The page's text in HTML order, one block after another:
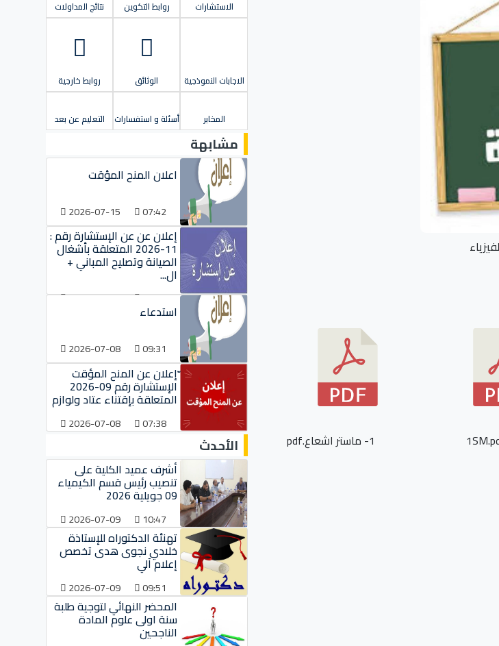
1- ماستر اشعاع.pdf
الاستشارات روابط التكوين نتائج المداولات
الاجابات النموذجية الوثائق روابط خارجية
المخابر أسئلة و استفسارات التعليم عن بعد
مشابهة
اعلان المنح المؤقت
07:42
2026-07-15
إعلان عن عن الإستشارة رقم :
11-2026 المتعلقة بأشغال
الصيانة وتصليح المباني +
ال...
09:38
2026-07-09
استدعاء
09:31
2026-07-08
ّإعلان عن المنح المؤقت
الإستشارة رقم 09-2026
المتعلقة بإقتناء عتاد ولوازم
07:38
2026-07-08
الأحدث
أشرف عميد الكلية على
تنصيب رئيس قسم الكيمياء
09 جويلية 2026
10:47
2026-07-09
تهنئة الدكتوراه للإستاذة
خلادي نجوى هدى تخصص
إعلام آلي
09:51
2026-07-09
المحضر النهائي لتوجية طلبة
سنة اولى علوم المادة
الناجحين